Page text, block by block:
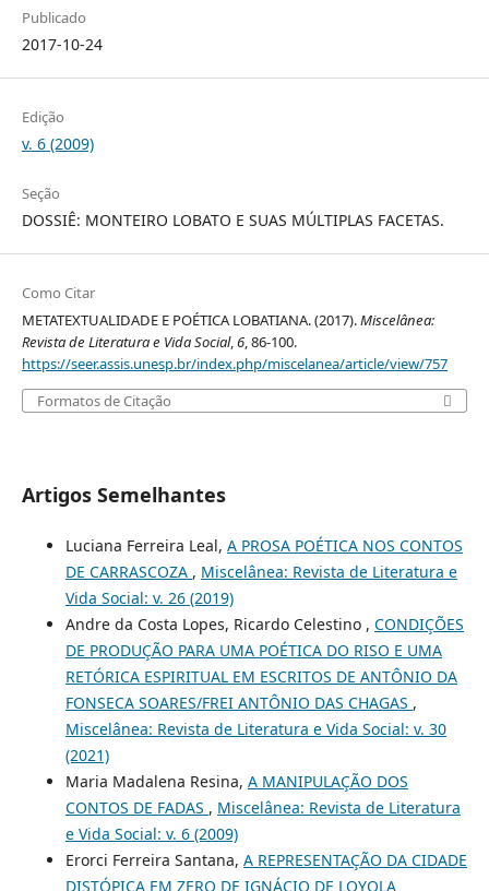
Publicado
2017-10-24
Edição
v. 6 (2009)
Seção
DOSSIÊ: MONTEIRO LOBATO E SUAS MÚLTIPLAS FACETAS.
Como Citar
METATEXTUALIDADE E POÉTICA LOBATIANA. (2017).Miscelânea:
Revista de Literatura e Vida Social,6, 86-100.
https://seer.assis.unesp.br/index.php/miscelanea/article/view/757
Formatos de Citação
Artigos Semelhantes
Luciana Ferreira Leal, A PROSA POÉTICA NOS CONTOS
DE CARRASCOZA , Miscelânea: Revista de Literatura e
Vida Social: v. 26 (2019)
Andre da Costa Lopes, Ricardo Celestino , CONDIÇÕES
DE PRODUÇÃO PARA UMA POÉTICA DO RISO E UMA
RETÓRICA ESPIRITUAL EM ESCRITOS DE ANTÔNIO DA
FONSECA SOARES/FREI ANTÔNIO DAS CHAGAS ,
Miscelânea: Revista de Literatura e Vida Social: v. 30
(2021)
Maria Madalena Resina, A MANIPULAÇÃO DOS
CONTOS DE FADAS , Miscelânea: Revista de Literatura
e Vida Social: v. 6 (2009)
Erorci Ferreira Santana, A REPRESENTAÇÃO DA CIDADE
DISTÓPICA EM ZERO DE IGNÁCIO DE LOYOLA